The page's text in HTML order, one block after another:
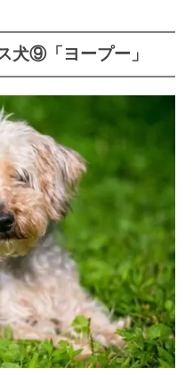
犬⑨「ヨープー」